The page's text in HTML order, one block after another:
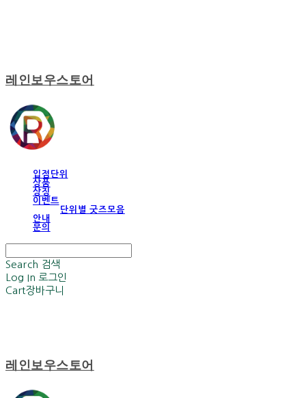
레인보우스토어
입점단위
상품
상징
이벤트
단위별 굿즈모음
안내
문의
Search 검색
Log In 로그인
Cart장바구니
레인보우스토어